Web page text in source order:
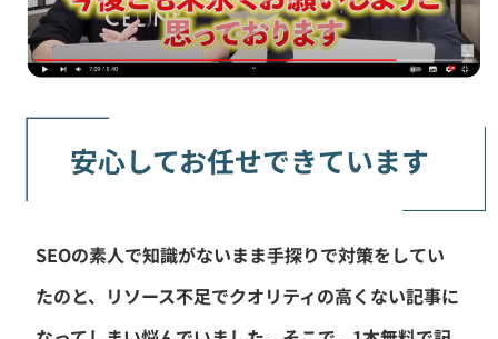
安心してお任せできています
SEOの素人で知識がないまま手探りで対策をしてい
たのと、リソース不足でクオリティの高くない記事に